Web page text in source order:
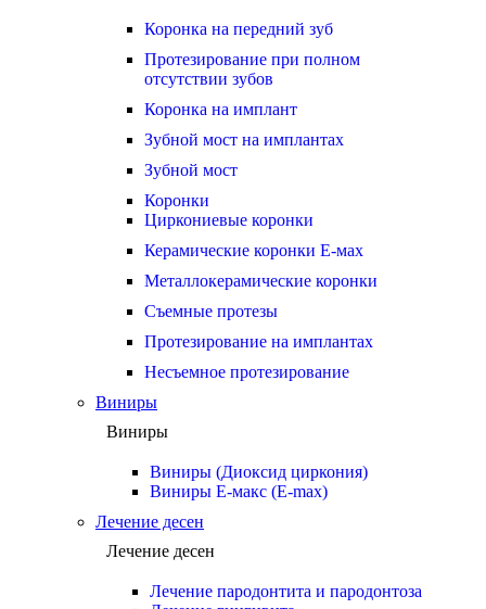
Коронка на передний зуб
Протезирование при полном
отсутствии зубов
Коронка на имплант
Зубной мост на имплантах
Зубной мост
Коронки
Циркониевые коронки
Керамические коронки Е-мах
Металлокерамические коронки
Съемные протезы
Протезирование на имплантах
Несъемное протезирование
Виниры
Виниры
Виниры (Диоксид циркония)
Виниры Е-макс (E-max)
Лечение десен
Лечение десен
Лечение пародонтита и пародонтоза